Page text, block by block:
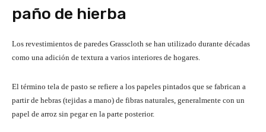
paño de hierba
Los revestimientos de paredes Grasscloth se han utilizado durante décadas
como una adición de textura a varios interiores de hogares.
El término tela de pasto se refiere a los papeles pintados que se fabrican a
partir de hebras (tejidas a mano) de fibras naturales, generalmente con un
papel de arroz sin pegar en la parte posterior.